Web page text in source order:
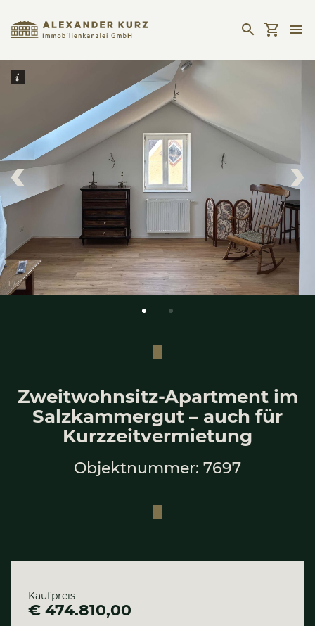
1 /2
Zweit­wohn­sitz-Apart­ment im
Salz­kam­mer­gut – auch für
Kurz­zeit­ver­mie­tung
Objektnummer: 7697
Kaufpreis
€ 474.810,00